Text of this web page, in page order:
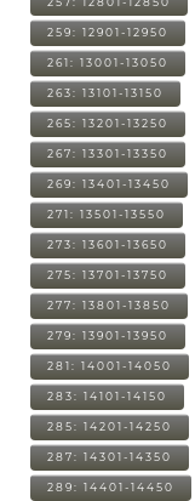
259: 12901-12950
261: 13001-13050
263: 13101-13150
265: 13201-13250
267: 13301-13350
269: 13401-13450
271: 13501-13550
273: 13601-13650
275: 13701-13750
277: 13801-13850
279: 13901-13950
281: 14001-14050
283: 14101-14150
285: 14201-14250
287: 14301-14350
289: 14401-14450